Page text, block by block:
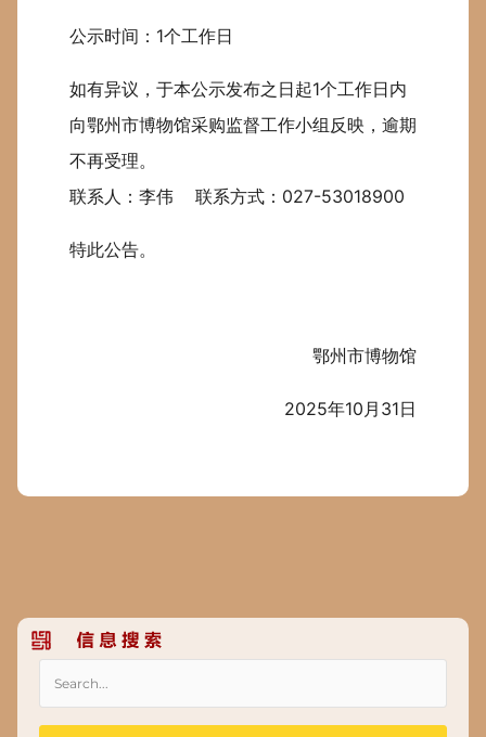
公示时间：1个工作日
如有异议，于本公示发布之日起1个工作日内
向鄂州市博物馆采购监督工作小组反映，逾期
不再受理。
联系人：李伟 联系方式：027-53018900
特此公告。
鄂州市博物馆
2025年10月31日